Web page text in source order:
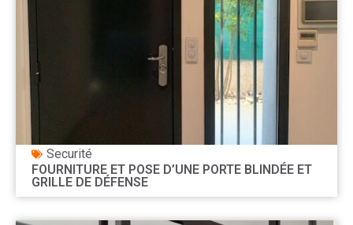
Securité
FOURNITURE ET POSE D’UNE PORTE BLINDÉE ET
GRILLE DE DÉFENSE